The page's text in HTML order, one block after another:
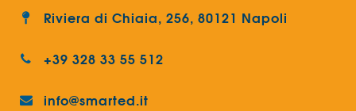
Riviera di Chiaia, 256, 80121 Napoli
+39 328 33 55 512
info@smarted.it